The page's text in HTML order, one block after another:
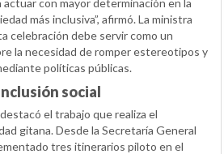
más inclusiva”, afirmó. La ministra
celebración debe servir como un
la necesidad de romper estereotipos y
políticas públicas.
social
el trabajo que realiza el
gitana. Desde la Secretaría General
tres itinerarios piloto en el